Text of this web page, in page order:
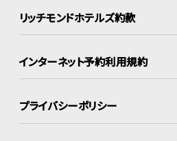
リッチモンドホテルズ約款
インターネット予約利用規約
プライバシーポリシー